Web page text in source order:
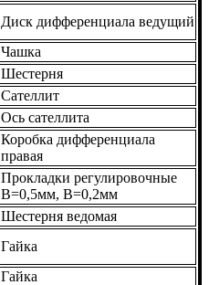
Диск дифференциала ведущий
Чашка
Шестерня
Сателлит
Ось сателлита
Коробка дифференциала
правая
Прокладки регулировочные
В=0,5мм, В=0,2мм
Шестерня ведомая
Гайка
Гайка